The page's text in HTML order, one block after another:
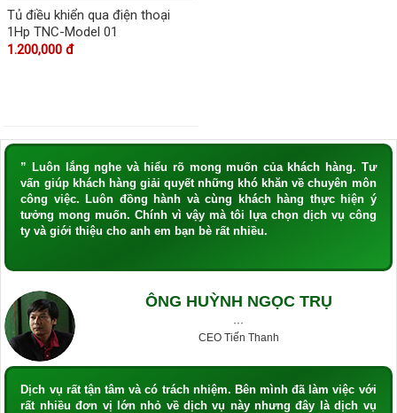
Tủ điều khiển qua điện thoại
1Hp TNC-Model 01
1.200,000 đ
” Luôn lắng nghe và hiểu rõ mong muốn của khách hàng. Tư
vấn giúp khách hàng giải quyết những khó khăn về chuyên môn
công việc. Luôn đồng hành và cùng khách hàng thực hiện ý
tưởng mong muốn. Chính vì vậy mà tôi lựa chọn dịch vụ công
ty và giới thiệu cho anh em bạn bè rất nhiều.
ÔNG HUỲNH NGỌC TRỤ
···
CEO Tiến Thanh
Dịch vụ rất tận tâm và có trách nhiệm. Bên mình đã làm việc với
rất nhiều đơn vị lớn nhỏ về dịch vụ này nhưng đây là dịch vụ